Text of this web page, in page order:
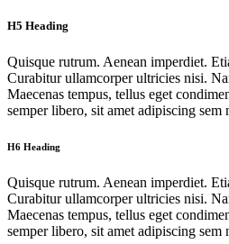
H5 Heading
Quisque rutrum. Aenean imperdiet.
Curabitur ullamcorper ultricies nisi.
Maecenas tempus, tellus eget
semper libero, sit amet adipiscing sem
H6 Heading
Quisque rutrum. Aenean imperdiet.
Curabitur ullamcorper ultricies nisi.
Maecenas tempus, tellus eget
semper libero, sit amet adipiscing sem